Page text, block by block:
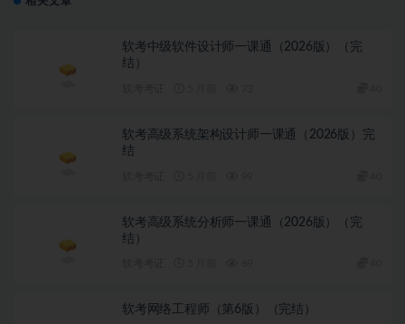
软考中级软件设计师一课通（2026版）（完
结）
软考高级系统架构设计师一课通（2026版）完
结
软考高级系统分析师一课通（2026版）（完
结）
软考网络工程师（第6版）（完结）